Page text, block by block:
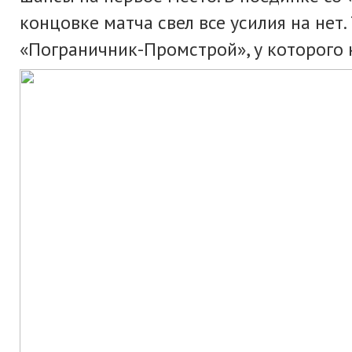
концовке матча свел все усилия на
«Пограничник-Промстрой», у